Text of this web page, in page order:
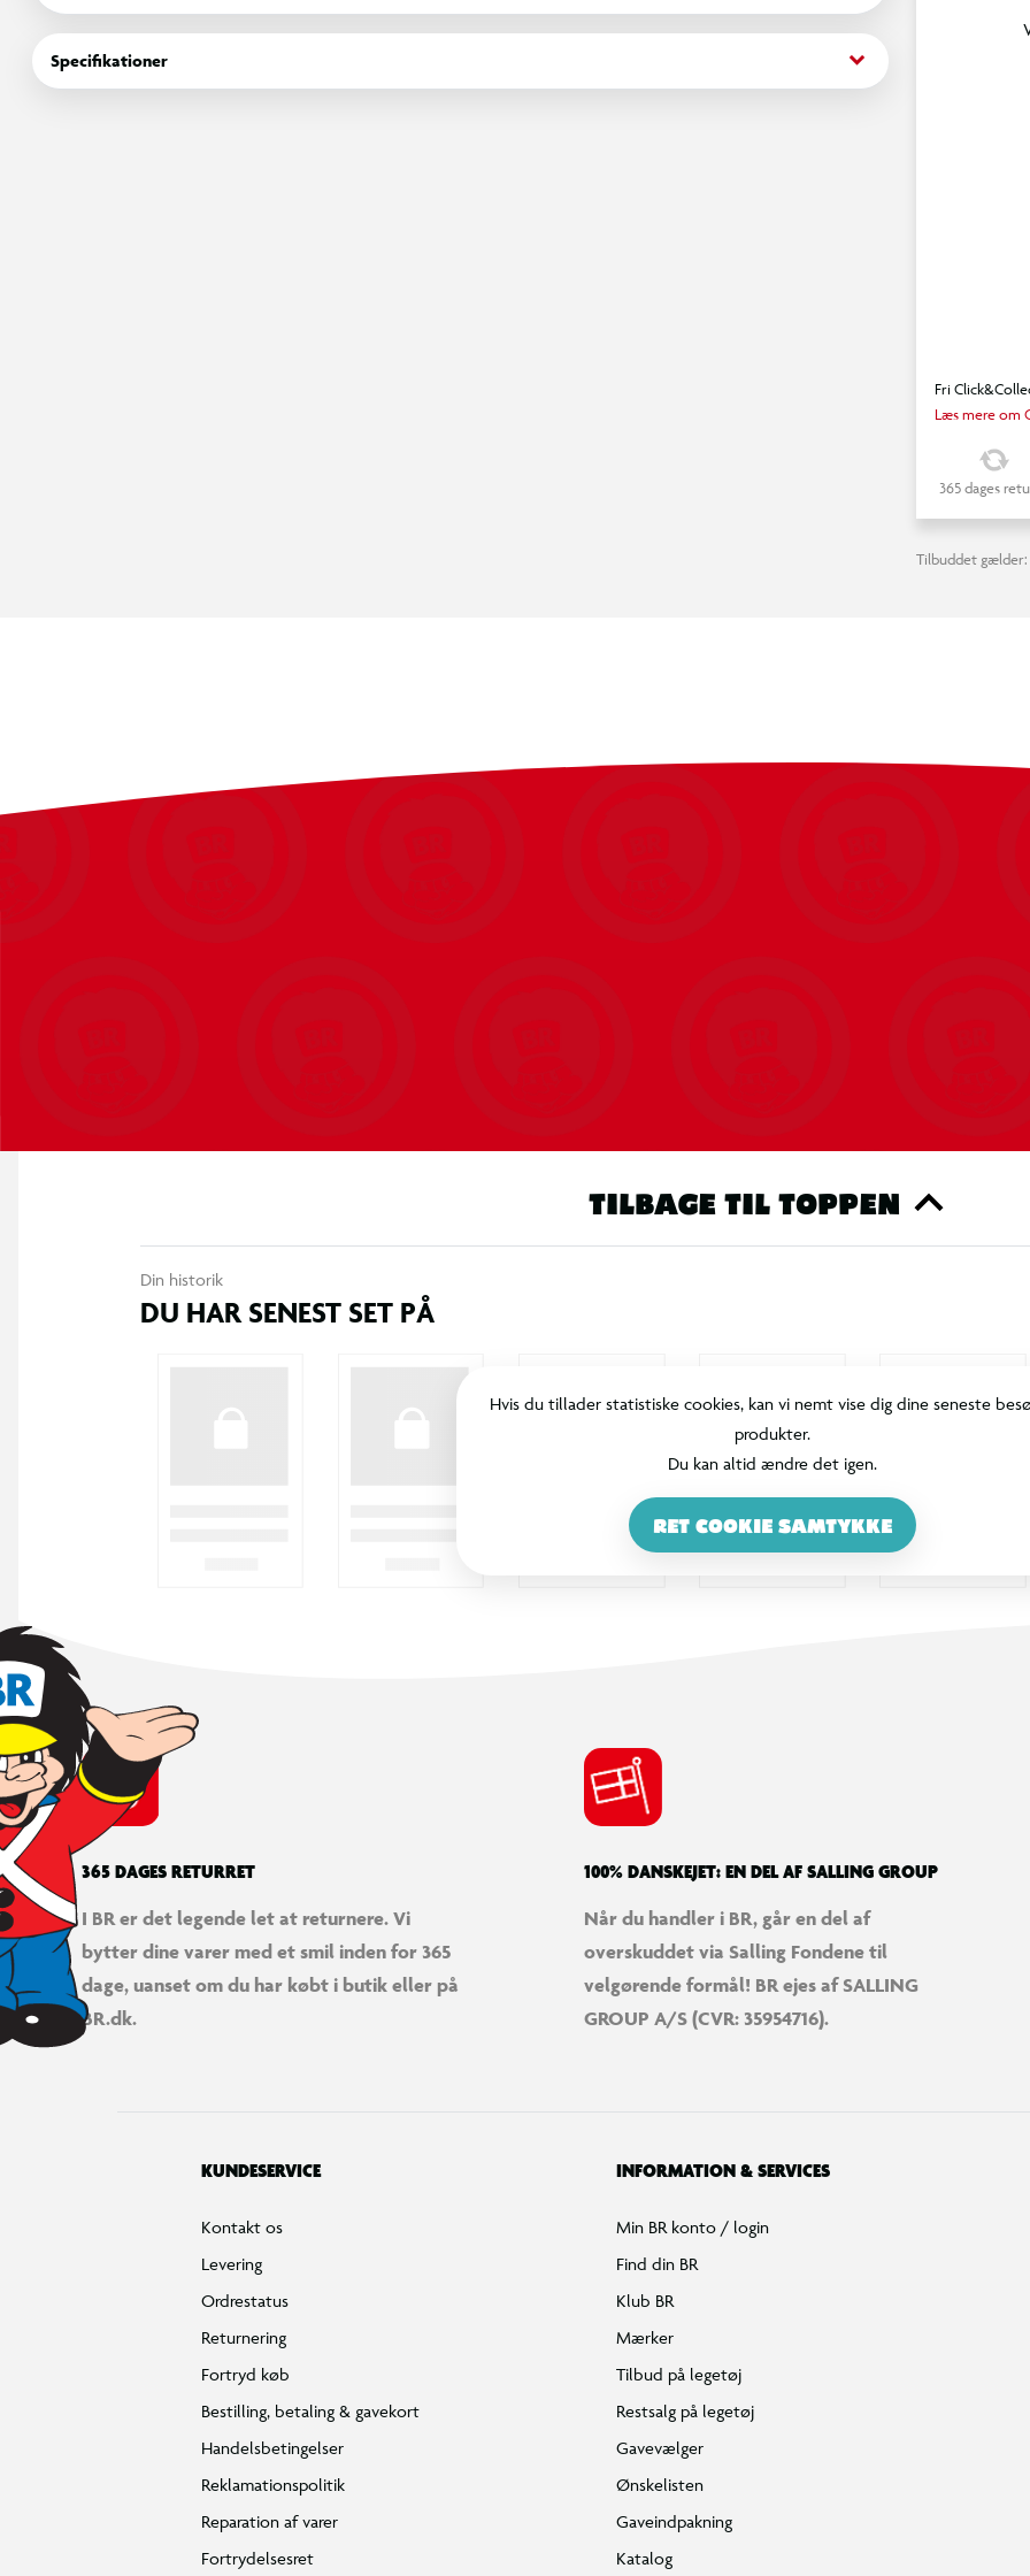
sin egen unikke personlighed. De bringer glæde og giver en følelse af eventyr og venskab til alle deres fans,
uanset hvor de er. Højde 40 cm. For børn i alle aldre.
Specifikationer keyboard_arrow_down
Fri
Læs mere om
365 dages
Tilbuddet gælder:
TILBAGE TIL TOPPEN
Din historik
DU HAR SENEST SET PÅ
Hvis du tillader statistiske cookies, kan vi nemt vise dig dine seneste
produkter.
Du kan altid ændre det igen.
RET COOKIE SAMTYKKE
365 DAGES RETURRET
I BR er det legende let at returnere. Vi
bytter dine varer med et smil inden for 365
dage, uanset om du har købt i butik eller på
BR.dk.
100% DANSKEJET: EN DEL AF SALLING GROUP
Når du handler i BR, går en del af
overskuddet via Salling Fondene til
velgørende formål! BR ejes af SALLING
GROUP A/S (CVR: 35954716).
KUNDESERVICE
Kontakt os
Levering
Ordrestatus
Returnering
Fortryd køb
Bestilling, betaling & gavekort
Handelsbetingelser
Reklamationspolitik
Reparation af varer
Fortrydelsesret
INFORMATION & SERVICES
Min BR konto / login
Find din BR
Klub BR
Mærker
Tilbud på legetøj
Restsalg på legetøj
Gavevælger
Ønskelisten
Gaveindpakning
Katalog